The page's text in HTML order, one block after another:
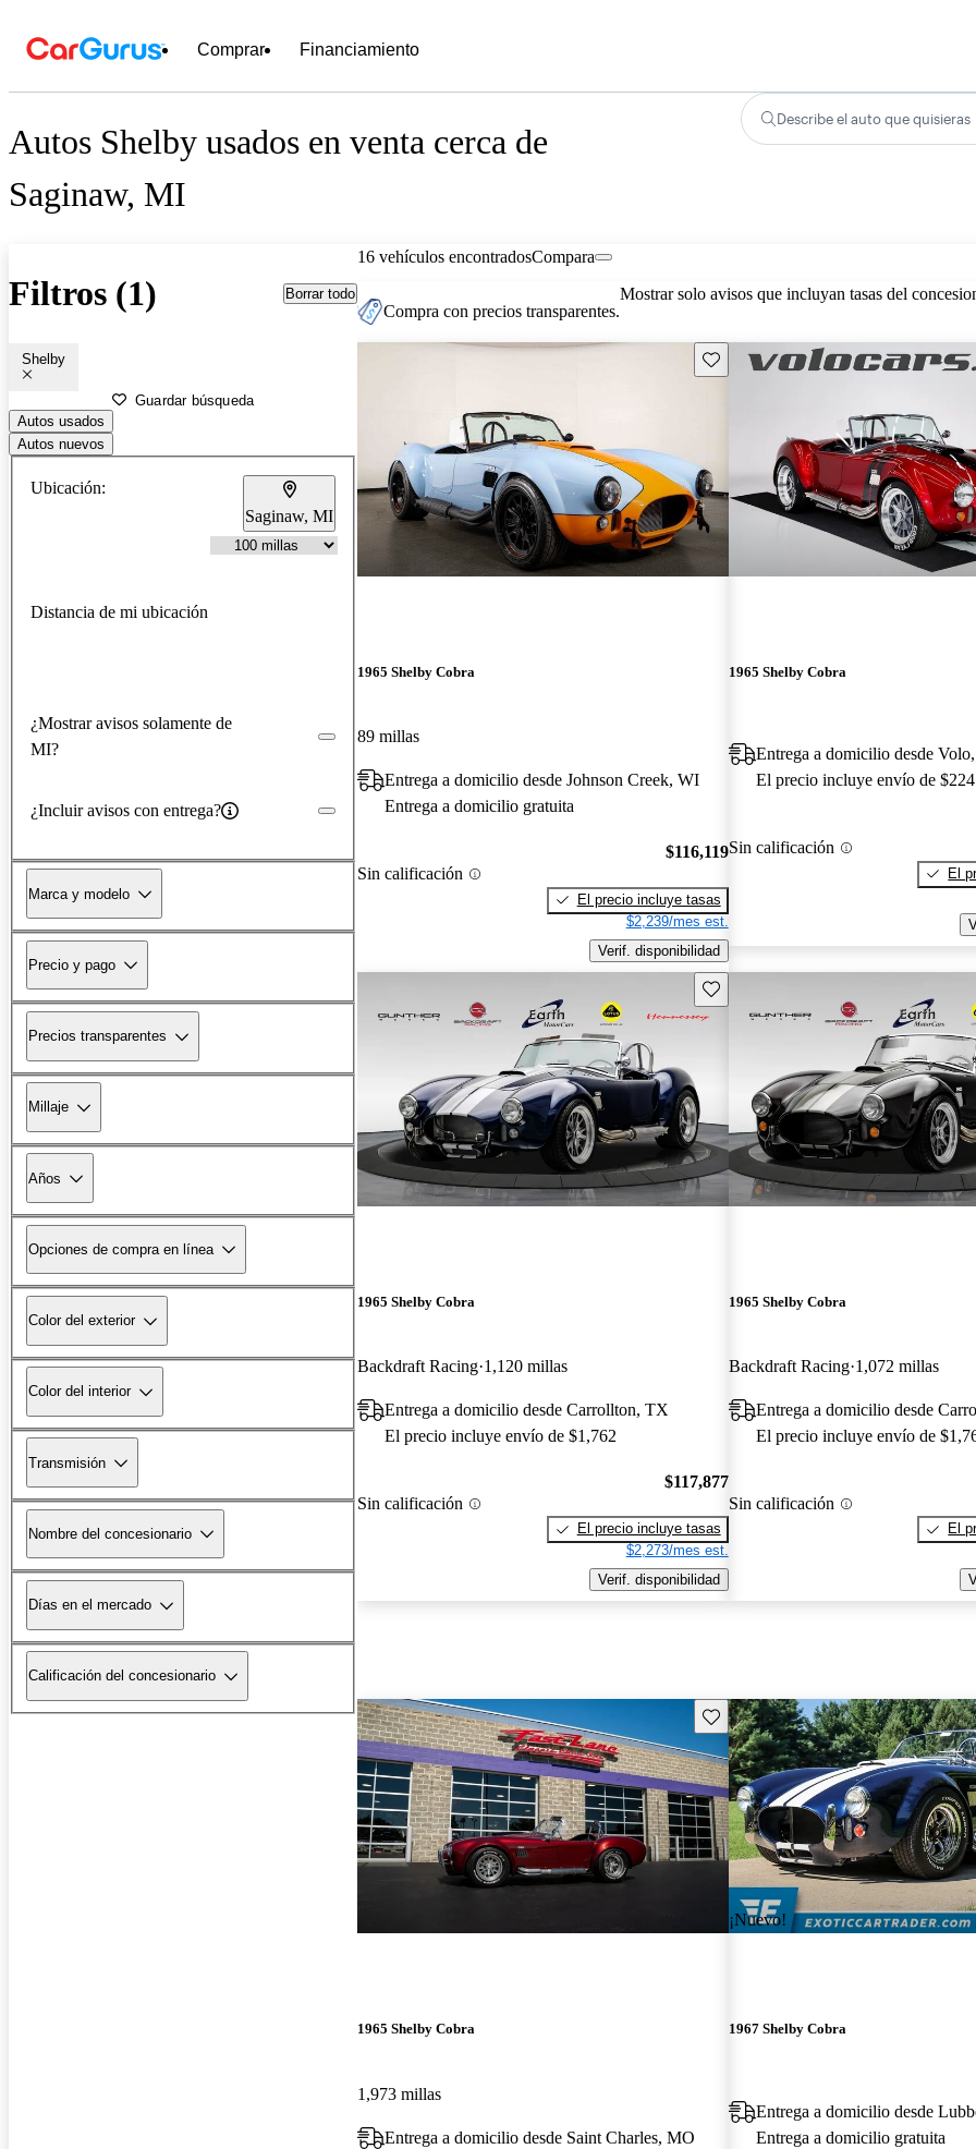
Comprar Financiamiento
Autos Shelby usados en venta cerca de
Saginaw, MI
Describe el auto que quisieras
Filtros (1) Borrar todo
Shelby
Guardar búsqueda
Autos usados
Autos nuevos
Ubicación:
Saginaw, MI
Distancia de mi ubicación
¿Mostrar avisos solamente de
MI?
¿Incluir avisos con entrega?
Marca y modelo
Precio y pago
Precios transparentes
Millaje
Años
Opciones de compra en línea
Color del exterior
Color del interior
Transmisión
Nombre del concesionario
Días en el mercado
Calificación del concesionario
16 vehículos encontradosCompara
Compra con precios transparentes.
Mostrar solo avisos que incluyan tasas del
Guarda este Aviso
1965 Shelby Cobra
89 millas
Entrega a domicilio desde Johnson Creek, WI
Entrega a domicilio gratuita
Sin calificación
$116,119
El precio incluye tasas
$2,239/mes est.
Verif. disponibilidad
1965 Shelby Cobra
Entrega a domicilio desde
El precio incluye envío de $224
Sin calificación
El
Guarda este Aviso
1965 Shelby Cobra
Backdraft Racing 1,120 millas
Entrega a domicilio desde Carrollton, TX
El precio incluye envío de $1,762
Sin calificación
$117,877
El precio incluye tasas
$2,273/mes est.
Verif. disponibilidad
1965 Shelby Cobra
Backdraft Racing 1,072 millas
Entrega a domicilio desde
El precio incluye envío de
Sin calificación
El
Guarda este Aviso
1965 Shelby Cobra
1,973 millas
Entrega a domicilio desde Saint Charles, MO
¡Nuevo!
1967 Shelby Cobra
Entrega a domicilio desde
Entrega a domicilio gratuita